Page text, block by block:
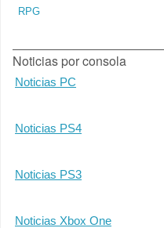
RPG
Noticias por consola
Noticias PC
Noticias PS4
Noticias PS3
Noticias Xbox One